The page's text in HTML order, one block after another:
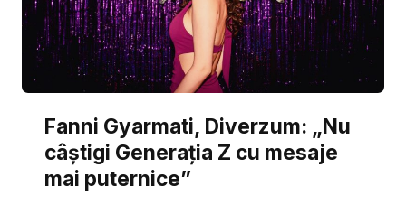
Fanni Gyarmati, Diverzum: „Nu
câștigi Generația Z cu mesaje
mai puternice”